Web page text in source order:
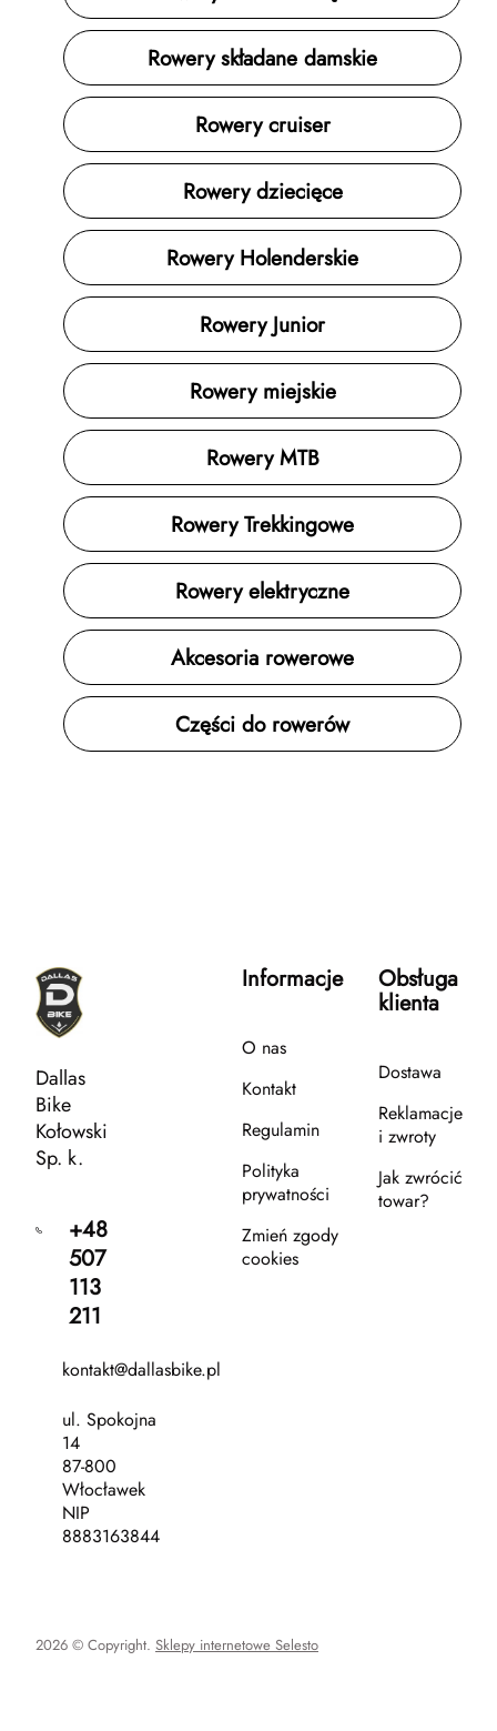
Rowery składane damskie
Rowery cruiser
Rowery dziecięce
Rowery Holenderskie
Rowery Junior
Rowery miejskie
Rowery MTB
Rowery Trekkingowe
Rowery elektryczne
Akcesoria rowerowe
Części do rowerów
Dallas
Bike
Kołowski
Sp. k.
+48
507
113
211
kontakt@dallasbike.pl
ul. Spokojna
14
87-800
Włocławek
NIP
8883163844
Informacje
O nas
Kontakt
Regulamin
Polityka
prywatności
Zmień zgody
cookies
Obsługa
klienta
Dostawa
Reklamacje
i zwroty
Jak zwrócić
towar?
2026 © Copyright. Sklepy internetowe Selesto